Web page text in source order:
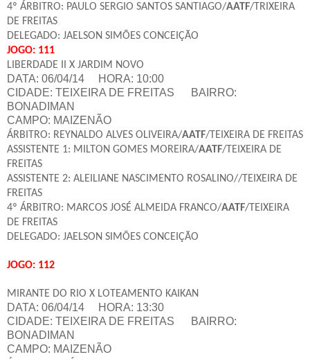
4º ÁRBITRO: PAULO SERGIO SANTOS SANTIAGO/AATF/TRIXEIRA
DE FREITAS
DELEGADO: JAELSON SIMÕES CONCEIÇÃO
JOGO: 111
LIBERDADE II X JARDIM NOVO
DATA: 06/04/14 HORA: 10:00
CIDADE: TEIXEIRA DE FREITAS
BAIRRO:
BONADIMAN
CAMPO: MAIZENÃO
ÁRBITRO: REYNALDO ALVES OLIVEIRA/AATF/TEIXEIRA DE FREITAS
ASSISTENTE 1: MILTON GOMES MOREIRA/AATF/TEIXEIRA DE
FREITAS
ASSISTENTE 2: ALEILIANE NASCIMENTO ROSALINO//TEIXEIRA DE
FREITAS
4º ÁRBITRO: MARCOS JOSÉ ALMEIDA FRANCO/AATF/TEIXEIRA
DE FREITAS
DELEGADO: JAELSON SIMÕES CONCEIÇÃO
JOGO: 112
MIRANTE DO RIO X LOTEAMENTO KAIKAN
DATA: 06/04/14 HORA: 13:30
CIDADE: TEIXEIRA DE FREITAS
BAIRRO:
BONADIMAN
CAMPO: MAIZENÃO